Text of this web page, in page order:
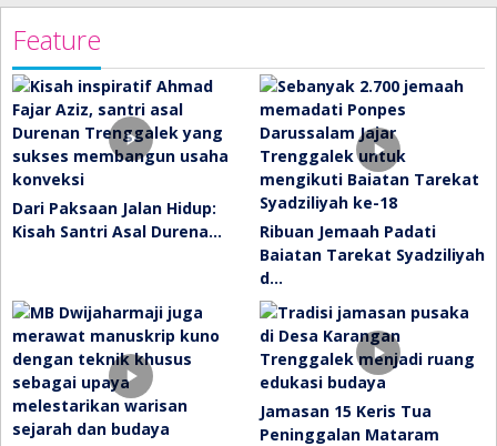
Feature
Dari Paksaan Jalan Hidup:
Kisah Santri Asal Durena…
Ribuan Jemaah Padati
Baiatan Tarekat Syadziliyah
d…
Jamasan 15 Keris Tua
Peninggalan Mataram